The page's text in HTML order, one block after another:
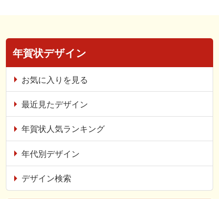
年賀状デザイン
お気に入りを見る
最近見たデザイン
年賀状人気ランキング
年代別デザイン
デザイン検索